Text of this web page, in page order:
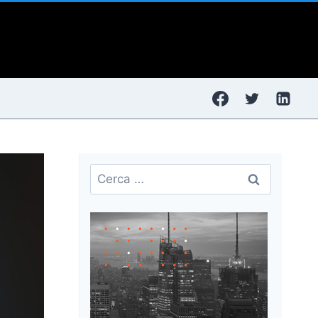
Ricerca
per: